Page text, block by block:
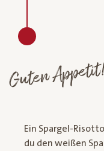
Guten
Ein Spargel-Risotto
du den weißen